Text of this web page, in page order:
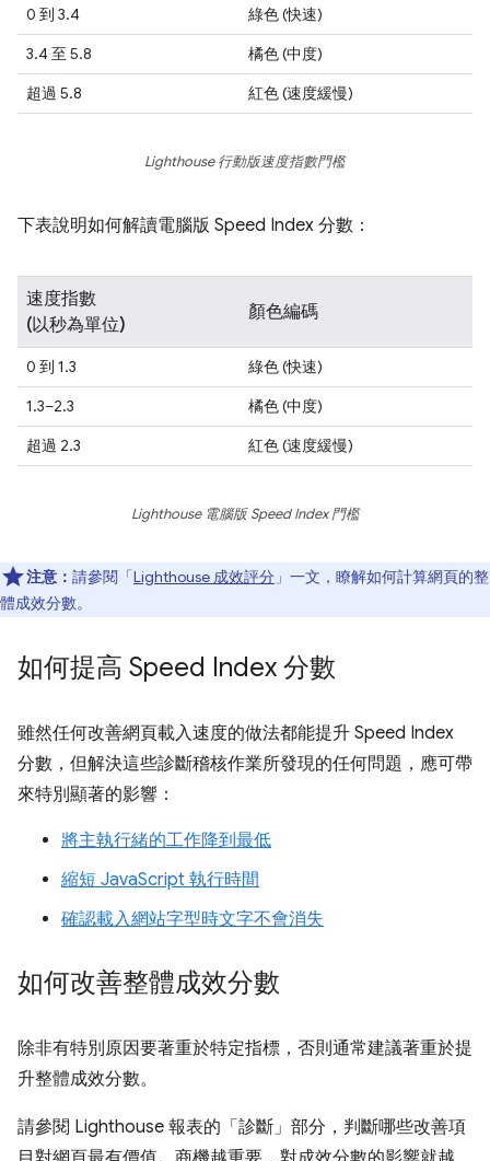
0 到 3.4
綠色 (快速)
3.4 至 5.8
橘色 (中度)
超過 5.8
紅色 (速度緩慢)
Lighthouse 行動版速度指數門檻
下表說明如何解讀電腦版 Speed Index 分數：
速度指數
(以秒為單位)
顏色編碼
0 到 1.3
綠色 (快速)
1.3–2.3
橘色 (中度)
超過 2.3
紅色 (速度緩慢)
Lighthouse 電腦版 Speed Index 門檻
注意： 請參閱「Lighthouse 成效評分 」一文，瞭解如何計算網頁的整
體成效分數。
如何提高 Speed Index 分數
雖然任何改善網頁載入速度的做法都能提升 Speed Index
分數，但解決這些診斷稽核作業所發現的任何問題，應可帶
來特別顯著的影響：
將主執行緒的工作降到最低
縮短 JavaScript 執行時間
確認載入網站字型時文字不會消失
如何改善整體成效分數
除非有特別原因要著重於特定指標，否則通常建議著重於提
升整體成效分數。
請參閱 Lighthouse 報表的「診斷」 部分，判斷哪些改善項